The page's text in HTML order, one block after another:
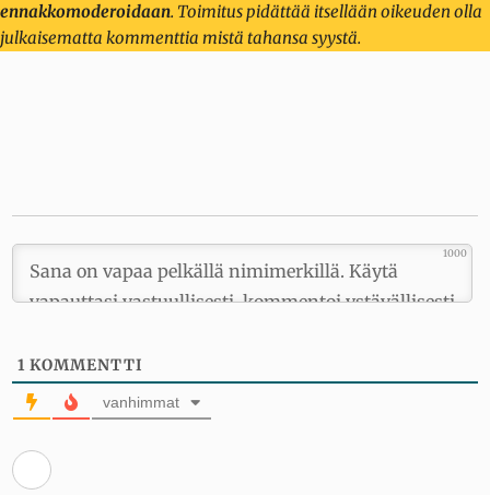
ennakkomoderoidaan. Toimitus pidättää itsellään oikeuden olla
julkaisematta kommenttia mistä tahansa syystä.
1000
1 KOMMENTTI
vanhimmat